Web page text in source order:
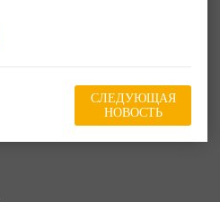
СЛЕДУЮЩАЯ
НОВОСТЬ